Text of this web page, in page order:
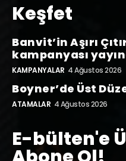
Keşfet
Banvit’in Aşırı
kampanyası
KAMPANYALAR 4 Ağustos 2026
Boyner’de Üst
ATAMALAR 4 Ağustos 2026
E-bülten'e